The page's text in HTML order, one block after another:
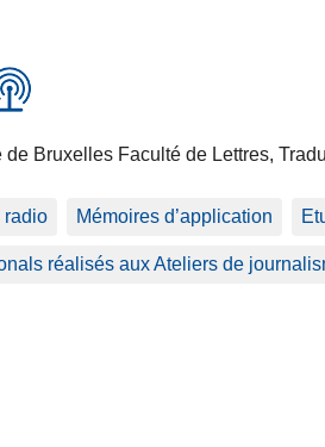
Bruxelles Faculté de Lettres,
radio Mémoires d’application
réalisés aux Ateliers de